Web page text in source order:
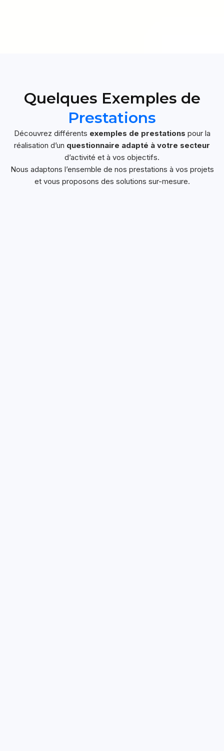
Quelques Exemples de
Prestations
Découvrez différents exemples de prestations pour la
réalisation d’un questionnaire adapté à votre secteur
d’activité et à vos objectifs.
Nous adaptons l’ensemble de nos prestations à vos projets
et vous proposons des solutions sur-mesure.